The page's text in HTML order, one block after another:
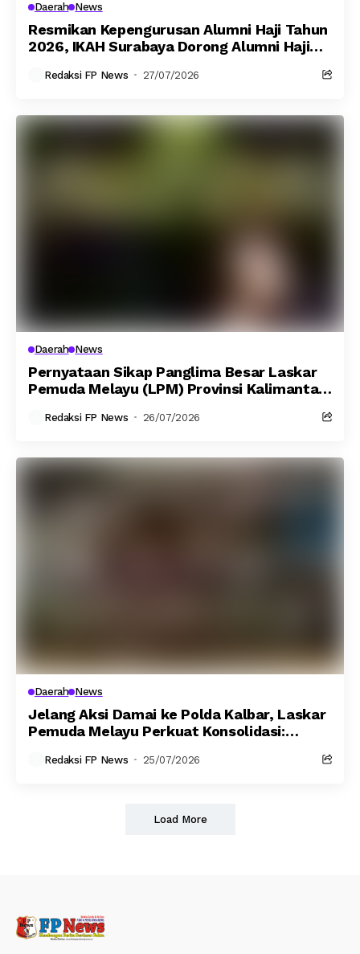
Daerah News
Resmikan Kepengurusan Alumni Haji Tahun
2026, IKAH Surabaya Dorong Alumni Haji
Redaksi FP News 27/07/2026
Daerah News
Pernyataan Sikap Panglima Besar Laskar
Pemuda Melayu (LPM) Provinsi Kalimantan
Proses Hukum Secara Damai dan
Redaksi FP News 26/07/2026
Daerah News
Jelang Aksi Damai ke Polda Kalbar, Laskar
Pemuda Melayu Perkuat Konsolidasi:
Hormati Proses Hukum…
Redaksi FP News 25/07/2026
Load More